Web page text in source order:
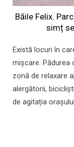
Băile Felix.
simț
Există locuri în
mișcare. Pădurea
zonă de relaxare
alergătorii,
de agitația